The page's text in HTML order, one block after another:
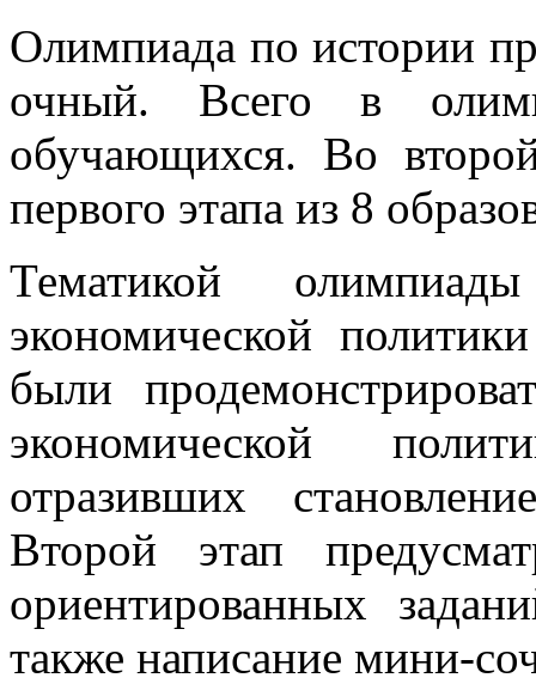
Олимпиада по истории
очный. Всего в
обучающихся. Во
первого этапа из 8
Тематикой
экономической
были
экономической
отразивших
Второй этап
ориентированных
также написание мини-